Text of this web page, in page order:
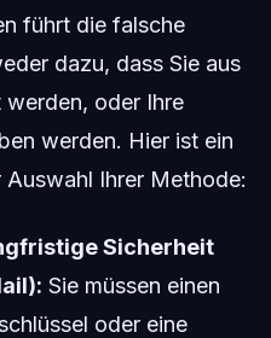
führt die falsche
dazu, dass Sie aus
werden, oder Ihre
werden. Hier ist ein
Ihrer Methode:
Sicherheit
Sie müssen einen
oder eine